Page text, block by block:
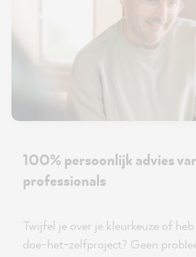
100% persoonlijk advies
professionals
Twijfel je over je kleurkeuze of
doe-het-zelfproject? Geen